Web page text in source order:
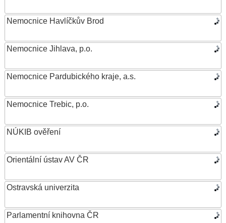
Nemocnice Havlíčkův Brod
Nemocnice Jihlava, p.o.
Nemocnice Pardubického kraje, a.s.
Nemocnice Trebic, p.o.
NÚKIB ověření
Orientální ústav AV ČR
Ostravská univerzita
Parlamentní knihovna ČR